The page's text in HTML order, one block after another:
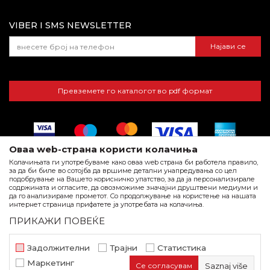
Ракавици Bunter црни
Заштитни ракавици
90
VIBER I SMS NEWSLETTER
Најави се
Превземете го каталогот во pdf формат
Настојуваме да бидеме по прецизни во описот на производите,
гарантираме дека сите информации се комплетни и без грешка.
©2026beorol.mk , Изработено од
. Сите права
Оваа web-страна користи колачиња
Колачињата ги употребуваме како оваа web страна би работела правило,
за да би биле во сотојба да вршиме детални унапредувања со цел
подобрување на Вашето корисничко упатство, за да ја персонализирале
содржината и огласите, да овозможиме значајни друштвени медиуми и
да го анализираме прометот. Со продолжување на користење на нашата
интернет страница прифатете ја употребата на колачиња.
ПРИКАЖИ ПОВЕЌЕ
Задолжителни Трајни
Статистика
Маркетинг
Saznaj više
Се согласувам